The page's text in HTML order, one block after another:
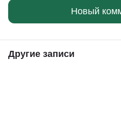
Новый
Другие записи